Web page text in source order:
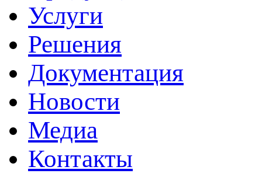
Услуги
Решения
Документация
Новости
Медиа
Контакты